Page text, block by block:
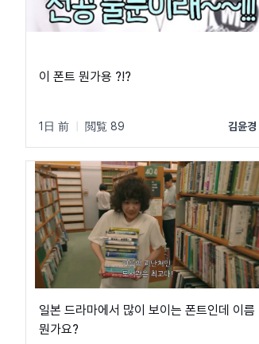
이 폰트 뭔가용 ?!?
1日 前 閲覧 89 김윤경
일본 드라마에서 많이 보이는 폰트인데 이름
뭔가요?